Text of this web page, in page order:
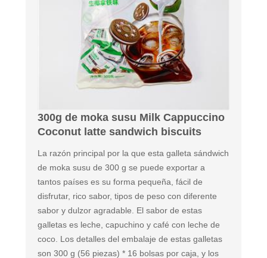
300g de moka susu Milk Cappuccino
Coconut latte sandwich biscuits
La razón principal por la que esta galleta sándwich
de moka susu de 300 g se puede exportar a
tantos países es su forma pequeña, fácil de
disfrutar, rico sabor, tipos de peso con diferente
sabor y dulzor agradable. El sabor de estas
galletas es leche, capuchino y café con leche de
coco. Los detalles del embalaje de estas galletas
son 300 g (56 piezas) * 16 bolsas por caja, y los